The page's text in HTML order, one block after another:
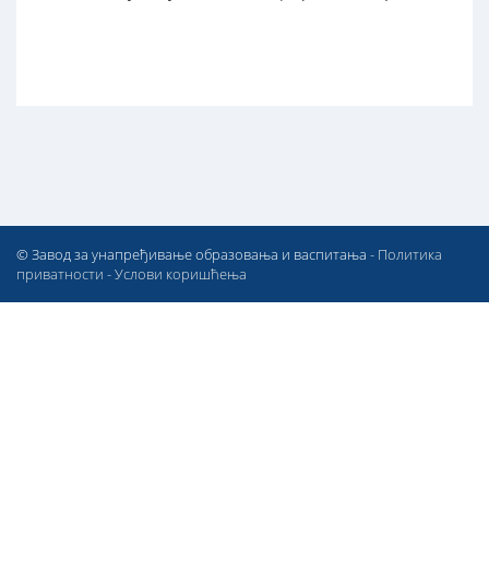
© Завод за унапређивање образовања и васпитања - Политика
приватности -Услови коришћења